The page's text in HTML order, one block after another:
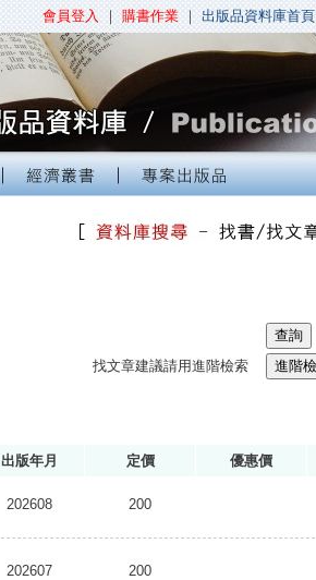
會員登入 ｜ 購書作業 ｜ 出版品資料庫首頁
找文章建議請用進階檢索
出版年月 定價 優惠價
202608 200
202607 200